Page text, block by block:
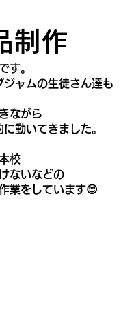
制作
す。
ャムの生徒さん達も
ながら
動いてきました。
校
ないなどの
業をしています😊